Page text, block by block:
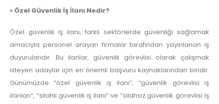
• Özel Güvenlik İş İlanı Nedir?
Özel güvenlik iş ilanı, farklı sektörlerde güvenliği sağlamak
amacıyla personel arayan firmalar tarafından yayınlanan iş
duyurularıdır. Bu ilanlar, güvenlik görevlisi olarak çalışmak
isteyen adaylar için en önemli başvuru kaynaklarından biridir.
Günümüzde “özel güvenlik iş ilanı”, “güvenlik görevlisi iş
ilanları”, “silahlı güvenlik iş ilanı” ve “silahsız güvenlik görevlisi iş